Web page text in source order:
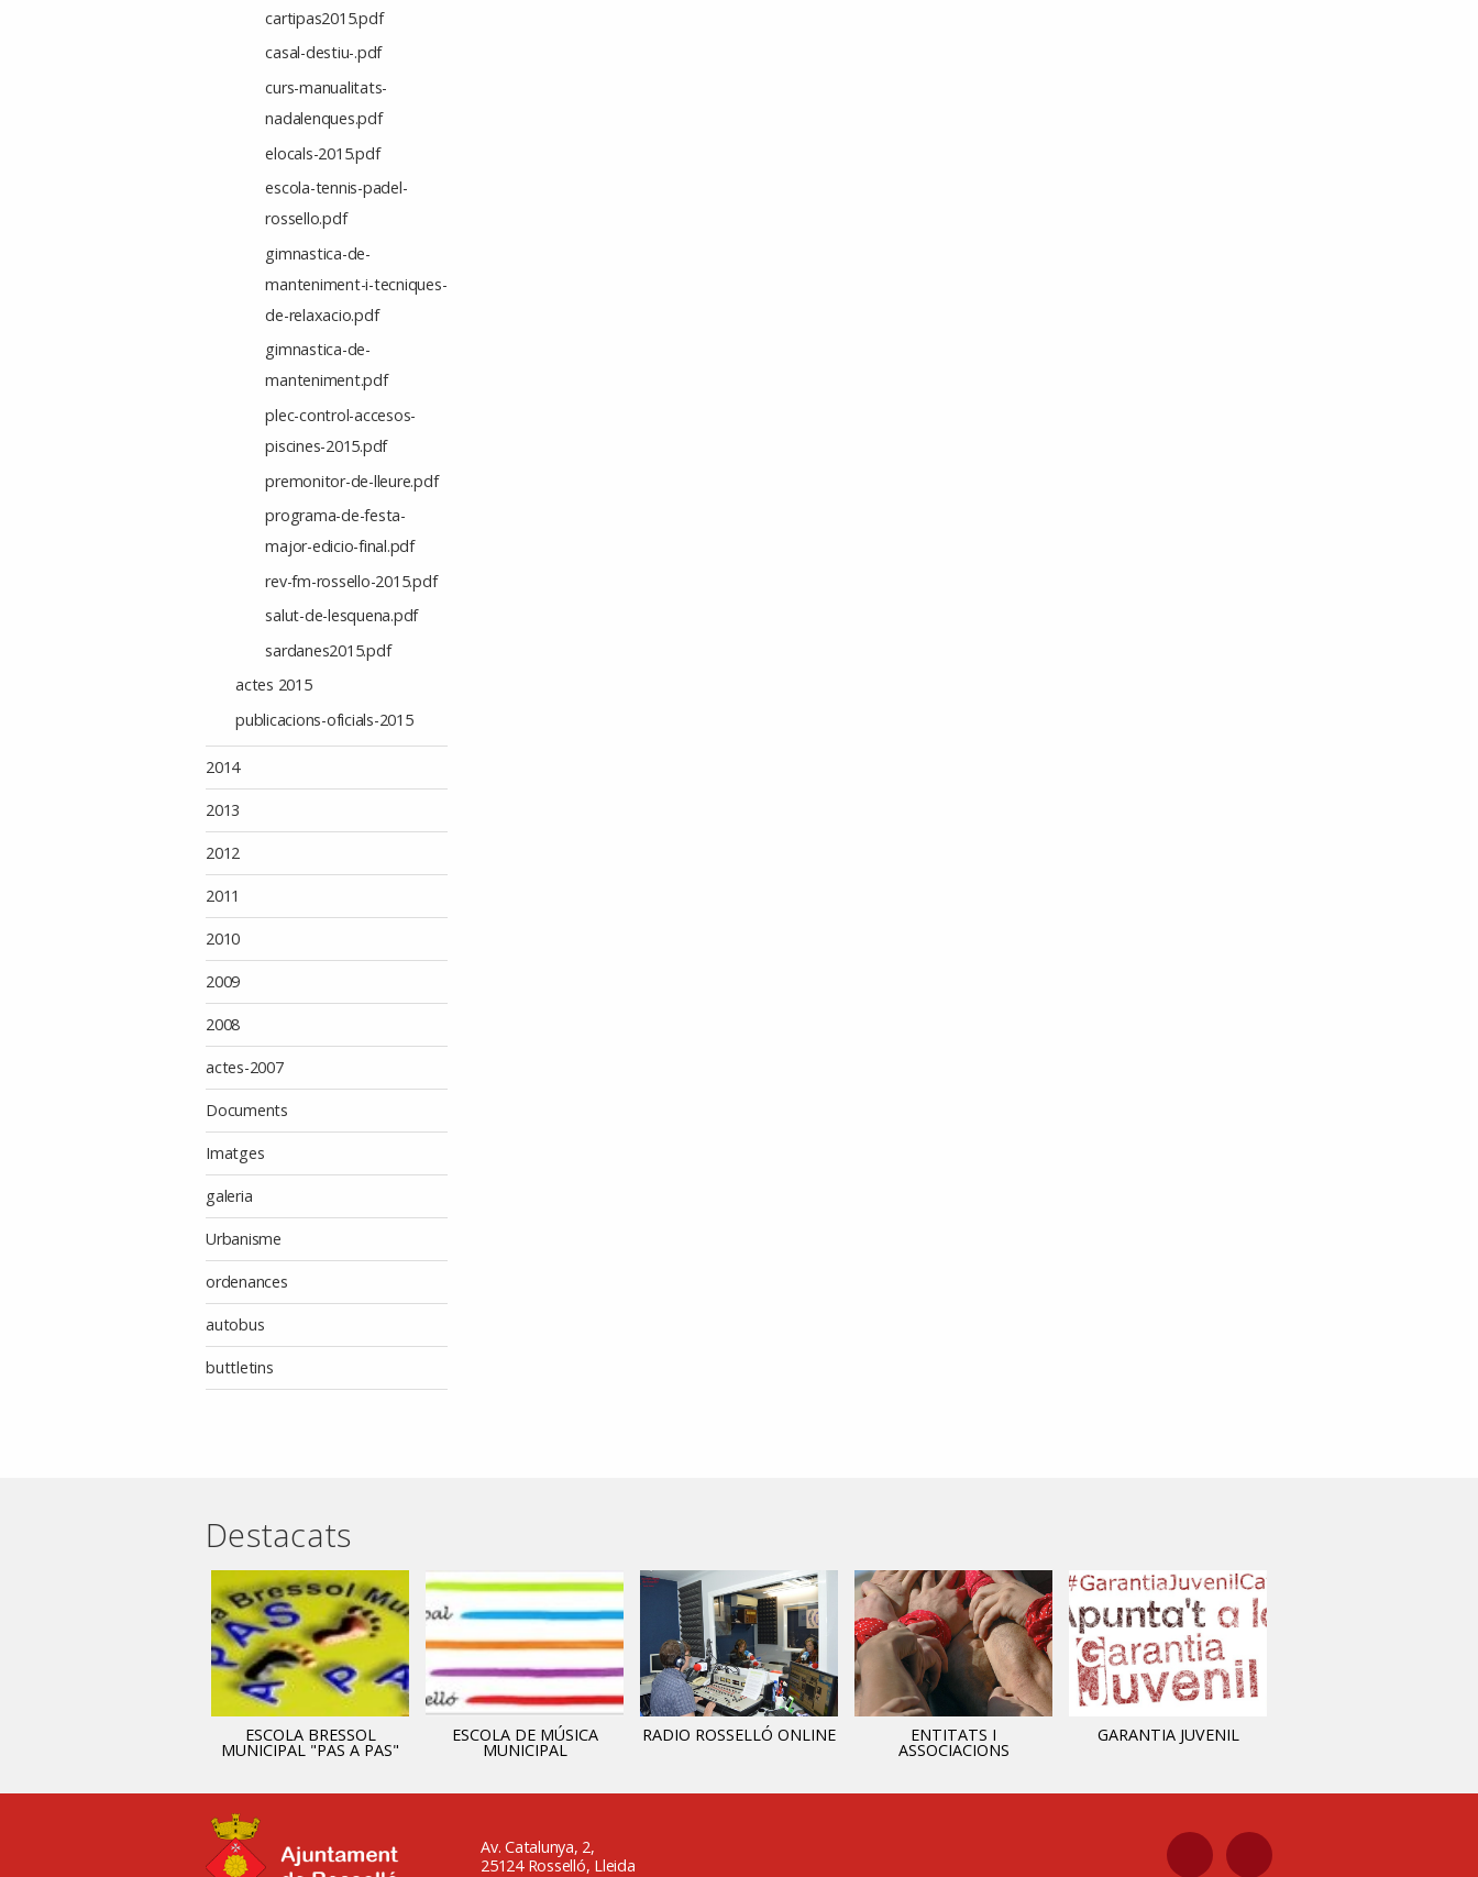
cartipas2015.pdf
casal-destiu-.pdf
curs-manualitats-
nadalenques.pdf
elocals-2015.pdf
escola-tennis-padel-
rossello.pdf
gimnastica-de-
manteniment-i-tecniques-
de-relaxacio.pdf
gimnastica-de-
manteniment.pdf
plec-control-accesos-
piscines-2015.pdf
premonitor-de-lleure.pdf
programa-de-festa-
major-edicio-final.pdf
rev-fm-rossello-2015.pdf
salut-de-lesquena.pdf
sardanes2015.pdf
actes 2015
publicacions-oficials-2015
2014
2013
2012
2011
2010
2009
2008
actes-2007
Documents
Imatges
galeria
Urbanisme
ordenances
autobus
buttletins
Destacats
ESCOLA BRESSOL
MUNICIPAL "PAS A PAS"
ESCOLA DE MÚSICA
MUNICIPAL
RADIO ROSSELLÓ ONLINE ENTITATS I
ASSOCIACIONS
GARANTIA JUVENIL
Av. Catalunya, 2,
25124 Rosselló, Lleida